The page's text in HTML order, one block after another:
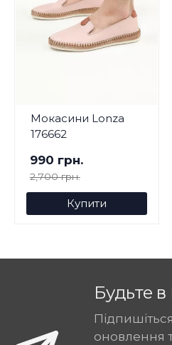
Мокасини Lonza
176662
990 грн.
2,700 грн.
Купити
Будьте в
оновлення